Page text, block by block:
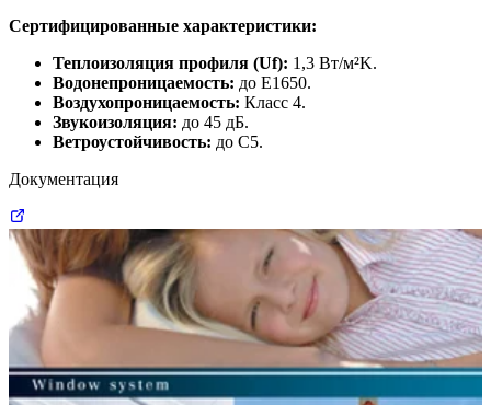
Сертифицированные характеристики:
Теплоизоляция профиля (Uf): 1,3 Вт/м²K.
Водонепроницаемость: до E1650.
Воздухопроницаемость: Класс 4.
Звукоизоляция: до 45 дБ.
Ветроустойчивость: до C5.
Документация